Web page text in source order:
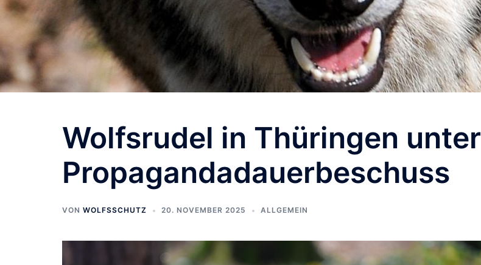
Wolfsrudel in Thüringen unter
Propagandadauerbeschuss
VON WOLFSSCHUTZ 20. NOVEMBER 2025 ALLGEMEIN